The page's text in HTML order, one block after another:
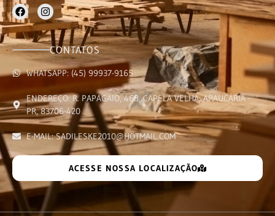
CONTATOS
WHATSAPP: (45) 99937-9165
ENDEREÇO: R. PAPAGAIO, 468, CAPELA VELHA, ARAUCÁRIA -
PR, 83706-420
E-MAIL: SADILESKE2010@HOTMAIL.COM
ACESSE NOSSA LOCALIZAÇÃO